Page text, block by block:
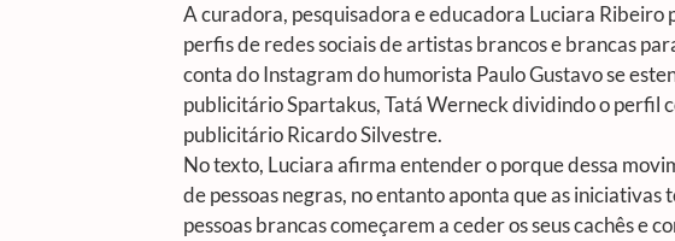
A curadora, pesquisadora e educadora Luciara
perfis de redes sociais de artistas brancos e brancas
conta do Instagram do humorista Paulo Gustavo se
publicitário Spartakus, Tatá Werneck dividindo o perfil
publicitário Ricardo Silvestre.
No texto, Luciara afirma entender o porque dessa
de pessoas negras, no entanto aponta que as iniciativas
pessoas brancas começarem a ceder os seus cachês